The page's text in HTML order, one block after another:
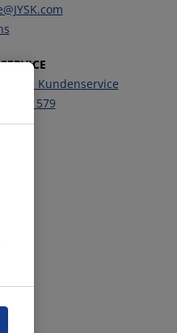
Kundenservice
- 975 579